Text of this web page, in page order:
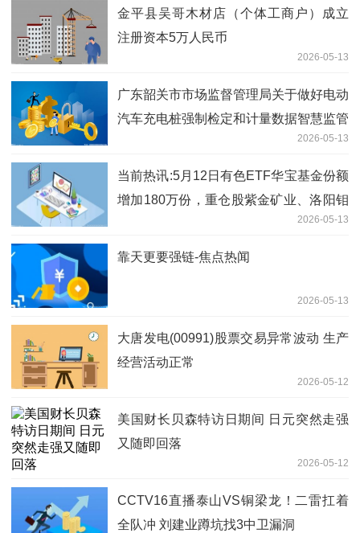
金平县吴哥木材店（个体工商户）成立
注册资本5万人民币
2026-05-13
广东韶关市市场监督管理局关于做好电动
汽车充电桩强制检定和计量数据智慧监管
2026-05-13
当前热讯:5月12日有色ETF华宝基金份额
增加180万份，重仓股紫金矿业、洛阳钼
2026-05-13
靠天更要强链-焦点热闻
2026-05-13
大唐发电(00991)股票交易异常波动 生产
经营活动正常
2026-05-12
美国财长贝森特访日期间 日元突然走强
又随即回落
2026-05-12
CCTV16直播泰山VS铜梁龙！二雷扛着
全队冲 刘建业蹲坑找3中卫漏洞